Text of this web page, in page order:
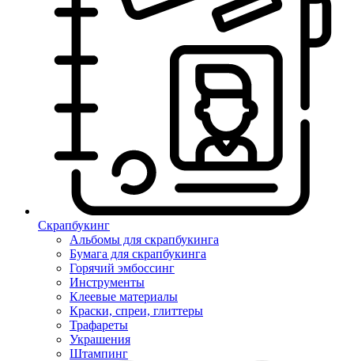
Скрапбукинг
Альбомы для скрапбукинга
Бумага для скрапбукинга
Горячий эмбоссинг
Инструменты
Клеевые материалы
Краски, спреи, глиттеры
Трафареты
Украшения
Штампинг